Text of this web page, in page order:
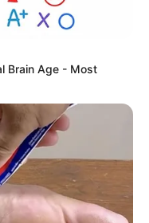
Brain Age - Most